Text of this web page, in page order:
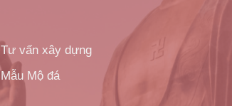
Tư vấn xây dựng
Mẫu Mộ đá